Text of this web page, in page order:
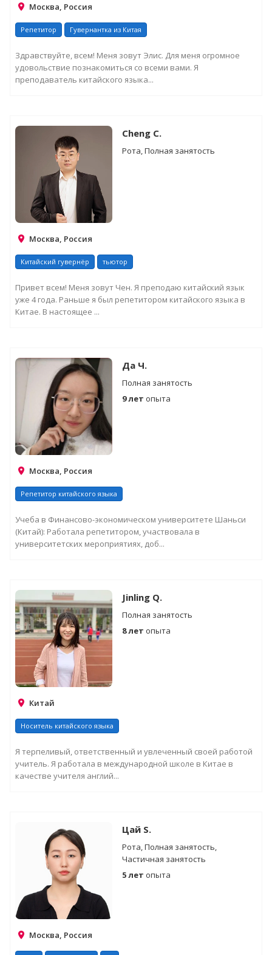
Москва, Россия
Репетитор Гувернантка из Китая
Здравствуйте, всем! Меня зовут Элис. Для меня огромное
удовольствие познакомиться со всеми вами. Я
преподаватель китайского языка...
Cheng C.
Рота, Полная занятость
Москва, Россия
Китайский гувернёр тьютор
Привет всем! Меня зовут Чен. Я преподаю китайский язык
уже 4 года. Раньше я был репетитором китайского языка в
Китае. В настоящее ...
Да Ч.
Полная занятость
9 лет опыта
Москва, Россия
Репетитор китайского языка
Учеба в Финансово-экономическом университете Шаньси
(Китай): Работала репетитором, участвовала в
университетских мероприятиях, доб...
Jinling Q.
Полная занятость
8 лет опыта
Китай
Носитель китайского языка
Я терпеливый, ответственный и увлеченный своей работой
учитель. Я работала в международной школе в Китае в
качестве учителя англий...
Цай S.
Рота, Полная занятость,
Частичная занятость
5 лет опыта
Москва, Россия